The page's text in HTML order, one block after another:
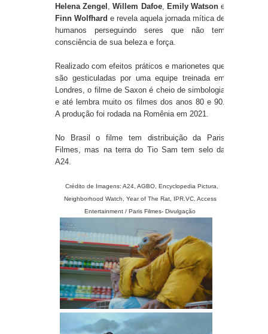
Helena Zengel ,Willem Dafoe, Emily Watsone
Finn Wolfhard e revela aquela jornada mítica de
humanos perseguindo seres que não tem
consciência de sua beleza e força.
Realizado com efeitos práticos e marionetes que
são gesticuladas por uma equipe treinada em
Londres, o filme de Saxon é cheio de simbologia
e até lembra muito os filmes dos anos 80 e 90.
A produção foi rodada na Romênia em 2021.
No Brasil o filme tem distribuição da Paris
Filmes, mas na terra do Tio Sam tem selo da
A24.
Crédito de Imagens: A24, AGBO, Encyclopedia Pictura,
Neighborhood Watch, Year of The Rat, IPR.VC, Access
Entertainment / Paris Filmes- Divulgação